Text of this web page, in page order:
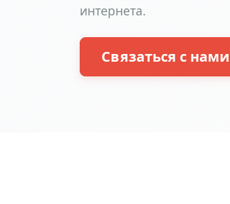
интернета.
Связаться с нами